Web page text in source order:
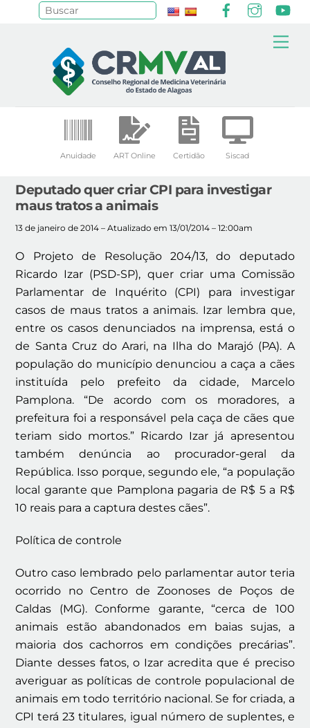
Anuidade ART Online Certidão Siscad
Deputado quer criar CPI para investigar
maus tratos a animais
13 de janeiro de 2014 – Atualizado em 13/01/2014 – 12:00am
O Projeto de Resolução 204/13, do deputado
Ricardo Izar (PSD-SP), quer criar uma Comissão
Parlamentar de Inquérito (CPI) para investigar
casos de maus tratos a animais. Izar lembra que,
entre os casos denunciados na imprensa, está o
de Santa Cruz do Arari, na Ilha do Marajó (PA). A
população do município denunciou a caça a cães
instituída pelo prefeito da cidade, Marcelo
Pamplona. “De acordo com os moradores, a
prefeitura foi a responsável pela caça de cães que
teriam sido mortos.” Ricardo Izar já apresentou
também denúncia ao procurador-geral da
República. Isso porque, segundo ele, “a população
local garante que Pamplona pagaria de R$ 5 a R$
10 reais para a captura destes cães”.
Política de controle
Outro caso lembrado pelo parlamentar autor teria
ocorrido no Centro de Zoonoses de Poços de
Caldas (MG). Conforme garante, “cerca de 100
animais estão abandonados em baias sujas, a
maioria dos cachorros em condições precárias”.
Diante desses fatos, o Izar acredita que é preciso
averiguar as políticas de controle populacional de
animais em todo território nacional. Se for criada, a
CPI terá 23 titulares, igual número de suplentes, e